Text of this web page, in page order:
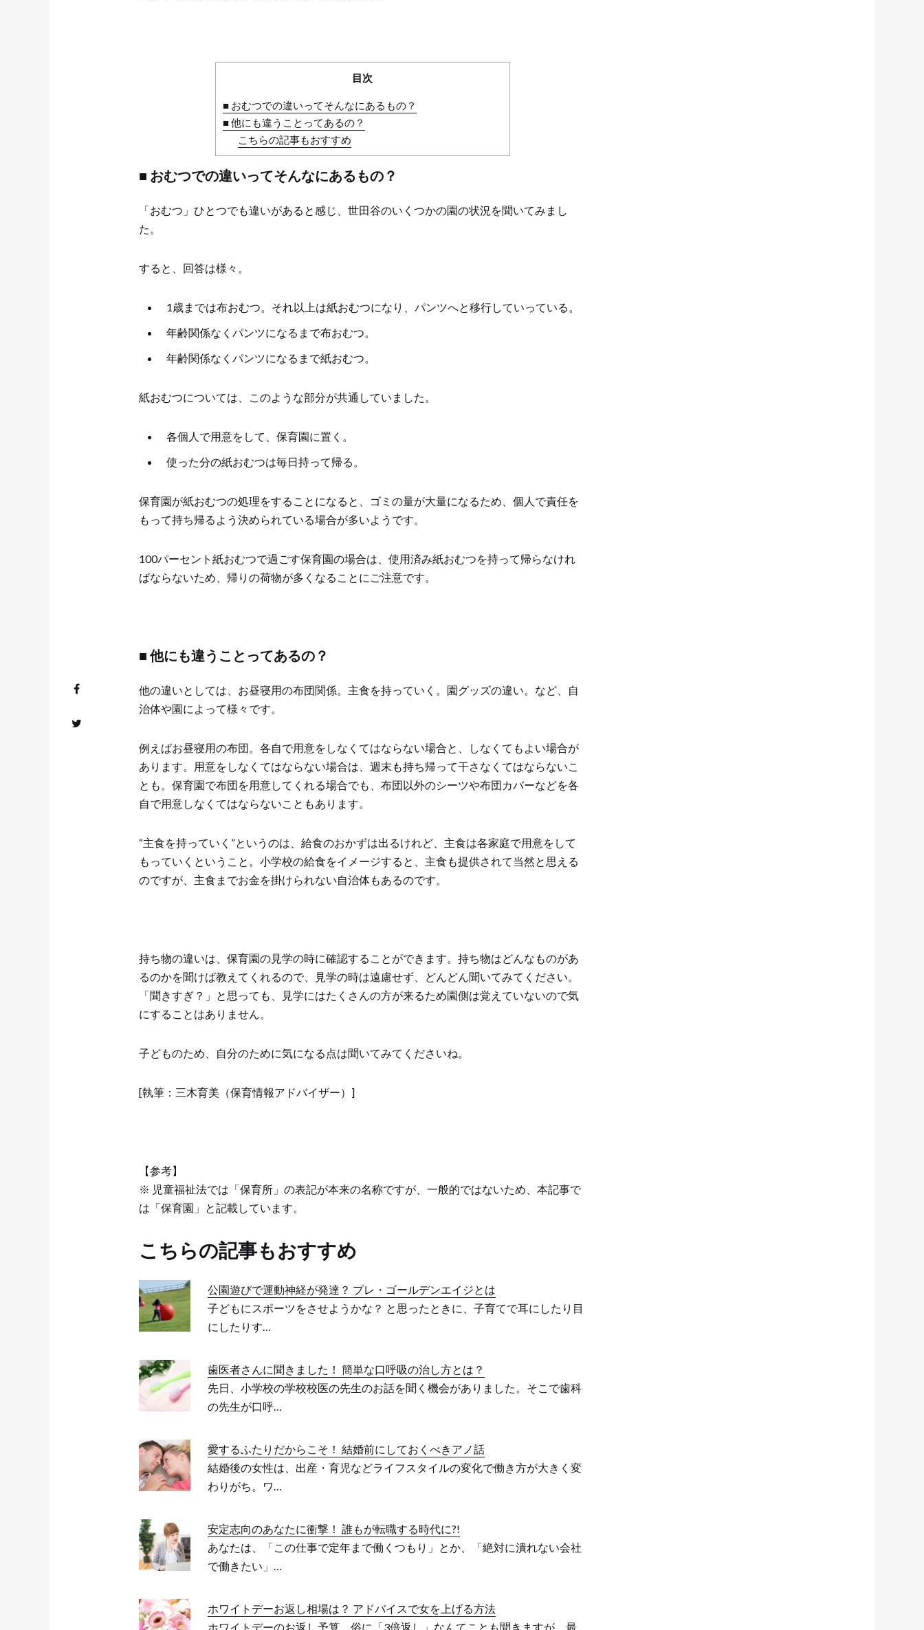
目次
■ おむつでの違いってそんなにあるもの？
■ 他にも違うことってあるの？
こちらの記事もおすすめ
■ おむつでの違いってそんなにあるもの？
「おむつ」ひとつでも違いがあると感じ、世田谷のいくつかの園の状況を聞いてみまし
た。
すると、回答は様々。
1歳までは布おむつ。それ以上は紙おむつになり、パンツへと移行していっている。
年齢関係なくパンツになるまで布おむつ。
年齢関係なくパンツになるまで紙おむつ。
紙おむつについては、このような部分が共通していました。
各個人で用意をして、保育園に置く。
使った分の紙おむつは毎日持って帰る。
保育園が紙おむつの処理をすることになると、ゴミの量が大量になるため、個人で責任を
もって持ち帰るよう決められている場合が多いようです。
100パーセント紙おむつで過ごす保育園の場合は、使用済み紙おむつを持って帰らなけれ
ばならないため、帰りの荷物が多くなることにご注意です。
■ 他にも違うことってあるの？
他の違いとしては、お昼寝用の布団関係。主食を持っていく。園グッズの違い。など、自
治体や園によって様々です。
例えばお昼寝用の布団。各自で用意をしなくてはならない場合と、しなくてもよい場合が
あります。用意をしなくてはならない場合は、週末も持ち帰って干さなくてはならないこ
とも。保育園で布団を用意してくれる場合でも、布団以外のシーツや布団カバーなどを各
自で用意しなくてはならないこともあります。
“主食を持っていく”というのは、給食のおかずは出るけれど、主食は各家庭で用意をして
もっていくということ。小学校の給食をイメージすると、主食も提供されて当然と思える
のですが、主食までお金を掛けられない自治体もあるのです。
持ち物の違いは、保育園の見学の時に確認することができます。持ち物はどんなものがあ
るのかを聞けば教えてくれるので、見学の時は遠慮せず、どんどん聞いてみてください。
「聞きすぎ？」と思っても、見学にはたくさんの方が来るため園側は覚えていないので気
にすることはありません。
子どものため、自分のために気になる点は聞いてみてくださいね。
[執筆：三木育美（保育情報アドバイザー）]
【参考】
※ 児童福祉法では「保育所」の表記が本来の名称ですが、一般的ではないため、本記事で
は「保育園」と記載しています。
こちらの記事もおすすめ
公園遊びで運動神経が発達？ プレ・ゴールデンエイジとは
子どもにスポーツをさせようかな？ と思ったときに、子育てで耳にしたり目
にしたりす…
歯医者さんに聞きました！ 簡単な口呼吸の治し方とは？
先日、小学校の学校校医の先生のお話を聞く機会がありました。そこで歯科
の先生が口呼…
愛するふたりだからこそ！ 結婚前にしておくべきアノ話
結婚後の女性は、出産・育児などライフスタイルの変化で働き方が大きく変
わりがち。ワ…
安定志向のあなたに衝撃！ 誰もが転職する時代に?!
あなたは、「この仕事で定年まで働くつもり」とか、「絶対に潰れない会社
で働きたい」…
ホワイトデーお返し相場は？ アドバイスで女を上げる方法
ホワイトデーのお返し予算、俗に「3倍返し」なんてことも聞きますが、最